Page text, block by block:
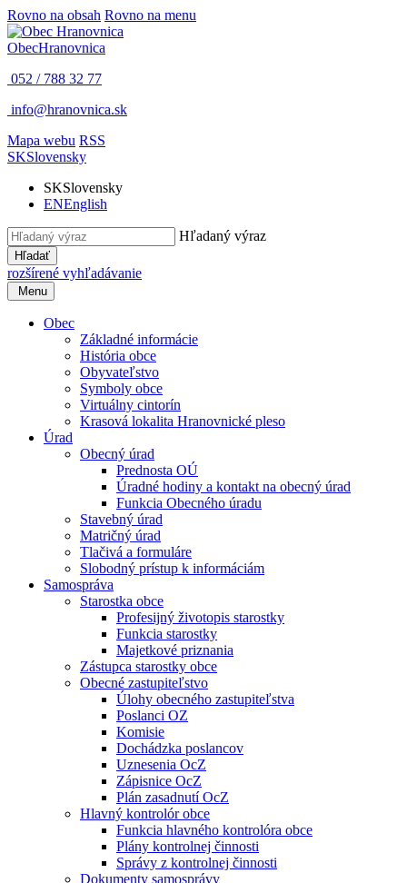
Rovno na obsah Rovno na menu
ObecHranovnica
052 / 788 32 77
info@hranovnica.sk
Mapa webu RSS
SKSlovensky
SKSlovensky
ENEnglish
Hľadaný výraz
Hľadať
rozšírené vyhľadávanie
Menu
Obec
Základné informácie
História obce
Obyvateľstvo
Symboly obce
Virtuálny cintorín
Krasová lokalita Hranovnické pleso
Úrad
Obecný úrad
Prednosta OÚ
Úradné hodiny a kontakt na obecný úrad
Funkcia Obecného úradu
Stavebný úrad
Matričný úrad
Tlačivá a formuláre
Slobodný prístup k informáciám
Samospráva
Starostka obce
Profesijný životopis starostky
Funkcia starostky
Majetkové priznania
Zástupca starostky obce
Obecné zastupiteľstvo
Úlohy obecného zastupiteľstva
Poslanci OZ
Komisie
Dochádzka poslancov
Uznesenia OcZ
Zápisnice OcZ
Plán zasadnutí OcZ
Hlavný kontrolór obce
Funkcia hlavného kontrolóra obce
Plány kontrolnej činnosti
Správy z kontrolnej činnosti
Dokumenty samosprávy